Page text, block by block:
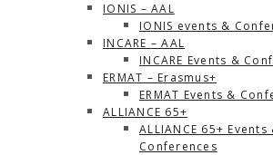
IONIS – AAL
IONIS events &
INCARE – AAL
INCARE Events &
ERMAT – Erasmus+
ERMAT Events &
ALLIANCE 65+
ALLIANCE 65+ Events
Conferences